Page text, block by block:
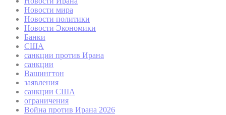
Новости мира
Новости политики
Новости Экономики
Банки
США
санкции против Ирана
санкции
Вашингтон
заявления
санкции США
ограничения
Война против Ирана 2026